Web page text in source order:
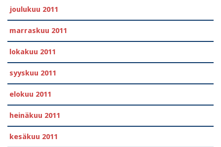
joulukuu 2011
marraskuu 2011
lokakuu 2011
syyskuu 2011
elokuu 2011
heinäkuu 2011
kesäkuu 2011